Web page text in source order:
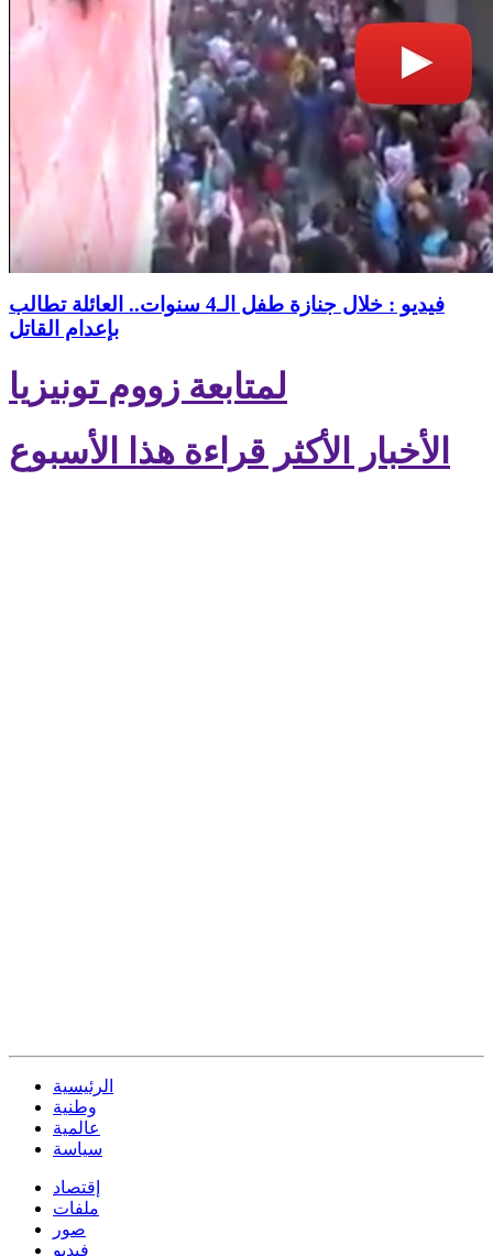
فيديو : خلال جنازة طفل الـ4 سنوات.. العائلة تطالب
بإعدام القاتل
لمتابعة زووم تونيزيا
الأخبار الأكثر قراءة هذا الأسبوع
الرئيسية
وطنية
عالمية
سياسة
إقتصاد
ملفات
صور
فيديو